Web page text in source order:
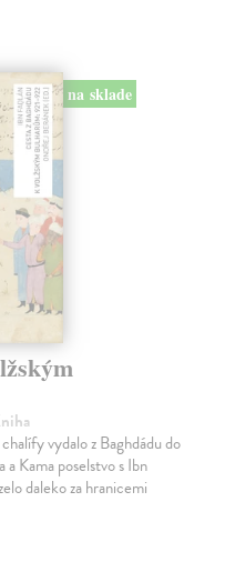
na sklade
vydalo z Baghdádu do
Kama poselstvo s Ibn
daleko za hranicemi